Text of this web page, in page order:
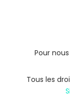
Pour
Tous les